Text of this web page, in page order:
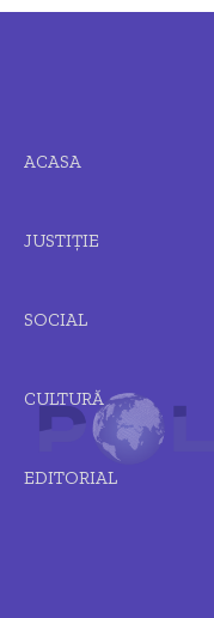
ACASA
JUSTIȚIE
SOCIAL
CULTURĂ
EDITORIAL